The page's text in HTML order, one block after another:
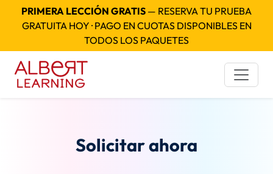
PRIMERA LECCIÓN GRATIS — RESERVA TU PRUEBA
GRATUITA HOY · PAGO EN CUOTAS DISPONIBLES EN
TODOS LOS PAQUETES
Solicitar ahora